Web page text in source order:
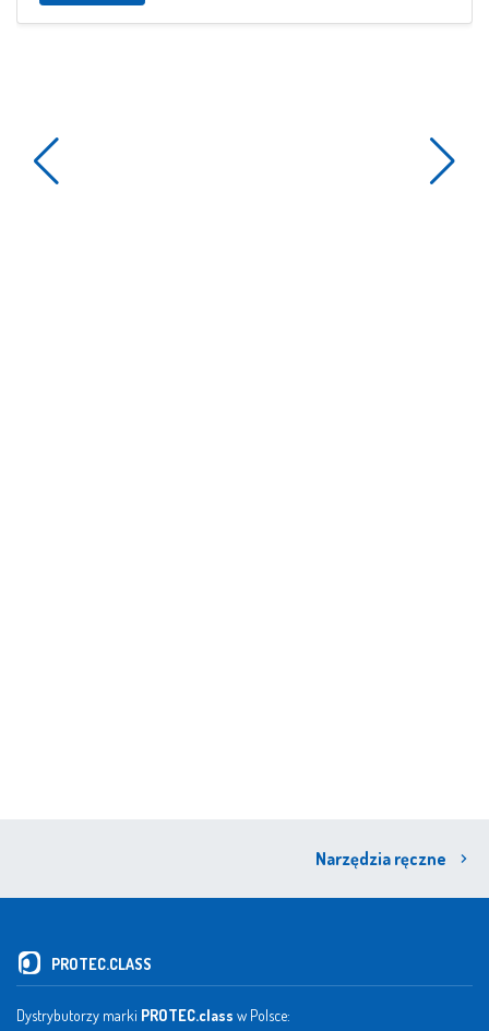
Narzędzia ręczne
PROTEC.CLASS
Dystrybutorzy marki PROTEC.class w Polsce: